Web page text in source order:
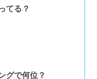
てる？
グで何位？